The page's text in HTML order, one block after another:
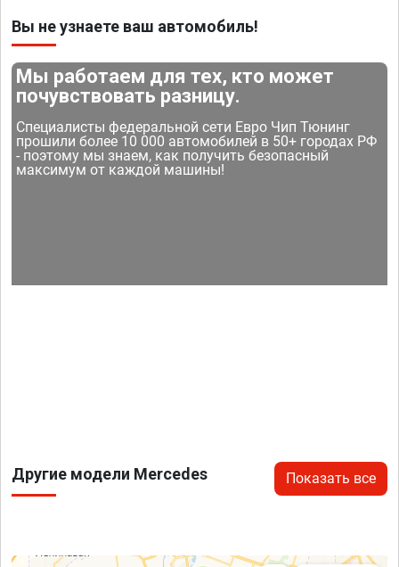
Вы не узнаете ваш автомобиль!
Мы работаем для тех, кто может
почувствовать разницу.
Специалисты федеральной сети Евро Чип Тюнинг
прошили более 10 000 автомобилей в 50+ городах РФ
- поэтому мы знаем, как получить безопасный
максимум от каждой машины!
Другие модели Mercedes Показать все